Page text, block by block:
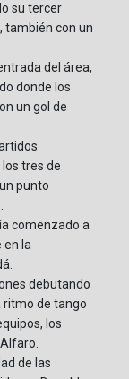
su tercer
también con un
del área,
donde los
un gol de
tres de
punto
comenzado a
en la
debutando
ritmo de tango
los
de las